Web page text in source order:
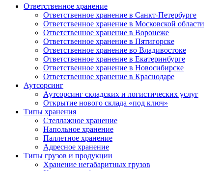
Ответственное хранение
Ответственное хранение в Санкт-Петербурге
Ответственное хранение в Московской области
Ответственное хранение в Воронеже
Ответственное хранение в Пятигорске
Ответственное хранение во Владивостоке
Ответственное хранение в Екатеринбурге
Ответственное хранение в Новосибирске
Ответственное хранение в Краснодаре
Аутсорсинг
Аутсорсинг складских и логистических услуг
Открытие нового склада «под ключ»
Типы хранения
Стеллажное хранение
Напольное хранение
Паллетное хранение
Адресное хранение
Типы грузов и продукции
Хранение негабаритных грузов